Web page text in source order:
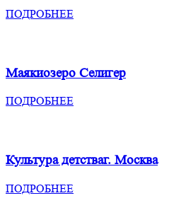
ПОДРОБНЕЕ
Маякиозеро Селигер
ПОДРОБНЕЕ
Культура детстваг. Москва
ПОДРОБНЕЕ